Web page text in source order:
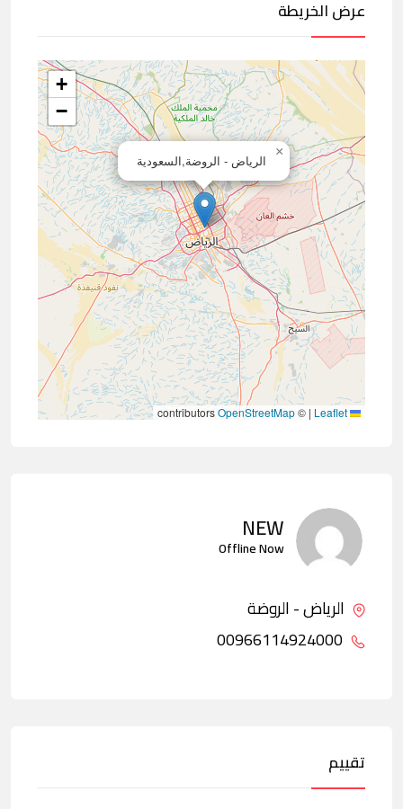
عرض الخريطة
الرياض - الروضة,السعودية
×
+
−
|
©
OpenStreetMap
NEW
Offline Now
الرياض - الروضة
تقييم